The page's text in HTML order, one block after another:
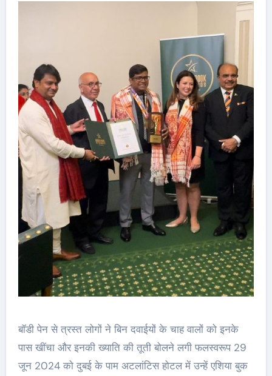
बॉडी पेन से त्रस्त लोगों ने बिन दवाईयों के चाह वालों को इनके
पास खींचा और इनकी ख्याति की तूती बोलने लगी फलस्वरूप 29
जून 2024 को दुबई के पाम अटलांटिस होटल में उन्हें एशिया बुक